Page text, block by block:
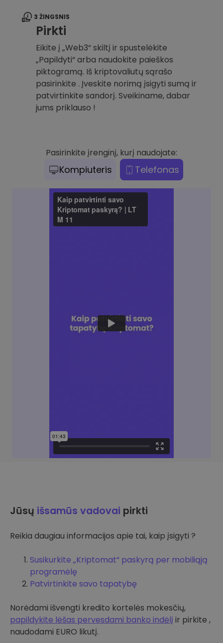
3 ŽINGSNIS
Pirkti
Eikite į „Web3“ skiltį ir spustelėkite
„Papildyti“ arba naudokite paieškos
piktogramą. Iš kriptovaliutų sąrašo
pasirinkite . Įveskite norimą įsigyti sumą ir
patvirtinkite sandorį. Sveikiname, dabar
jums priklauso !
Pasirinkite įrenginį, kurį naudojate:
Kompiuteris Telefonas
Jūsų išsamūs vadovai pirkti
Reikia daugiau informacijos apie tai, kaip įsigyti ?
Susikurkite „Kriptomat“ paskyrą per mobiliąją
programėlę
Patvirtinkite savo tapatybę
Norėdami išvengti kredito kortelės mokesčių,
papildykite lėšas pervesdami banko indėlį ir pirkite ,
naudodami EURO likutį.